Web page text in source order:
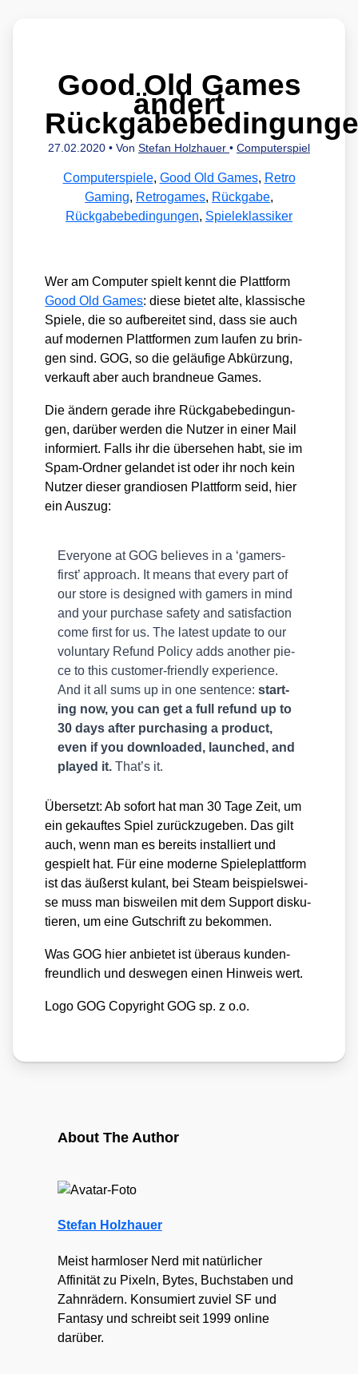
Good Old Games
ändert
27.02.2020 • Von Stefan Holzhauer • Computerspiel
Computerspiele, Good Old Games, Retro
Gaming, Retrogames, Rückgabe,
Rückgabebedingungen, Spieleklassiker
Wer am Com­pu­ter spielt kennt die Platt­form
Good Old Games: die­se bie­tet alte, klas­si­sche
Spie­le, die so auf­be­rei­tet sind, dass sie auch
auf moder­nen Platt­for­men zum lau­fen zu brin­
gen sind. GOG, so die geläu­fi­ge Abkür­zung,
ver­kauft aber auch brand­neue Games.
Die ändern gera­de ihre Rück­ga­be­be­din­gun­
gen, dar­über wer­den die Nut­zer in einer Mail
infor­miert. Falls ihr die über­se­hen habt, sie im
Spam-Ord­ner gelan­det ist oder ihr noch kein
Nut­zer die­ser gran­dio­sen Platt­form seid, hier
ein Aus­zug:
Ever­yo­ne at GOG belie­ves in a ‘gamers-
first’ approach. It means that every part of
our store is desi­gned with gamers in mind
and your purcha­se safe­ty and satis­fac­tion
come first for us. The latest update to our
vol­un­t­a­ry Refund Poli­cy adds ano­ther pie­
ce to this cus­to­mer-fri­end­ly expe­ri­ence.
And it all sums up in one sen­tence:start­
ing now, you can get a full refund up to
30 days after purcha­sing a pro­duct,
even if you down­loa­ded, laun­ched, and
play­ed it. That’s it.
Über­setzt: Ab sofort hat man 30 Tage Zeit, um
ein gekauf­tes Spiel zurück­zu­ge­ben. Das gilt
auch, wenn man es bereits instal­liert und
gespielt hat. Für eine moder­ne Spie­le­platt­form
ist das äußerst kulant, bei Steam bei­spiels­wei­
se muss man bis­wei­len mit dem Sup­port dis­ku­
tie­ren, um eine Gut­schrift zu bekom­men.
Was GOG hier anbie­tet ist über­aus kun­den­
freund­lich und des­we­gen einen Hin­weis wert.
Logo GOG Copy­right GOG sp. z o.o.
About The Author
Stefan Holzhauer
Meist harmloser Nerd mit natürlicher
Affinität zu Pixeln, Bytes, Buchstaben und
Zahnrädern. Konsumiert zuviel SF und
Fantasy und schreibt seit 1999 online
darüber.